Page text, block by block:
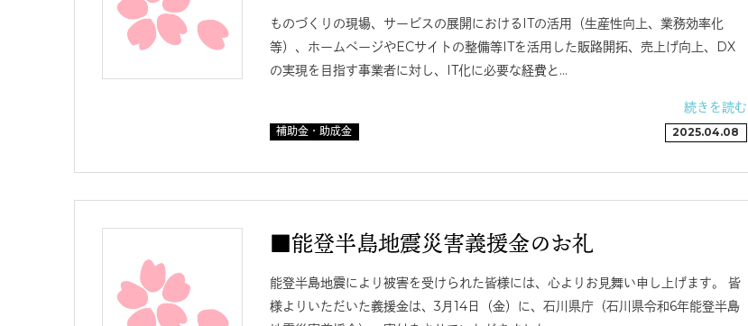
ものづくりの現場、サービスの展開におけるITの活用（生産性向上、業務効率化
等）、ホームページやECサイトの整備等ITを活用した販路開拓、売上げ向上、DX
の実現を目指す事業者に対し、IT化に必要な経費と…
続きを読む
補助金・助成金 2025.04.08
■能登半島地震災害義援金のお礼
能登半島地震により被害を受けられた皆様には、心よりお見舞い申し上げます。 皆
様よりいただいた義援金は、3月14日（金）に、石川県庁（石川県令和6年能登半島